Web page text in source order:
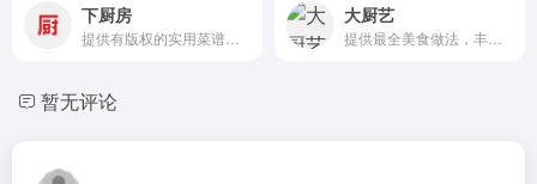
下厨房 大厨艺
暂无评论